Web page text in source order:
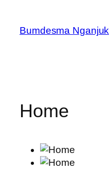
content
Bumdesma Nganjuk
Home